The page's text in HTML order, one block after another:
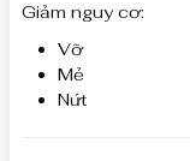
Giảm nguy cơ:
Vỡ
Mẻ
Nứt